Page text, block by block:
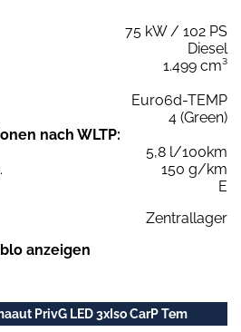
75 kW / 102 PS
Diesel
1.499 cm³
Euro6d-TEMP
4 (Green)
nach WLTP:
5,8 l/100km
150 g/km
E
Zentrallager
anzeigen
PrivG LED 3xIso CarP Tem